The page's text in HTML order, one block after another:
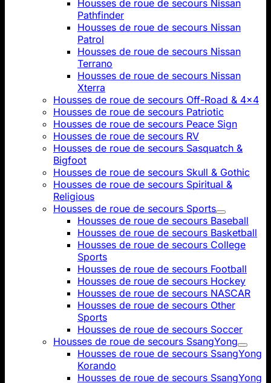
Housses de roue de secours Nissan
Pathfinder
Housses de roue de secours Nissan
Patrol
Housses de roue de secours Nissan
Terrano
Housses de roue de secours Nissan
Xterra
Housses de roue de secours Off-Road & 4x4
Housses de roue de secours Patriotic
Housses de roue de secours Peace Sign
Housses de roue de secours RV
Housses de roue de secours Sasquatch &
Bigfoot
Housses de roue de secours Skull & Gothic
Housses de roue de secours Spiritual &
Religious
Housses de roue de secours Sports
Housses de roue de secours Baseball
Housses de roue de secours Basketball
Housses de roue de secours College
Sports
Housses de roue de secours Football
Housses de roue de secours Hockey
Housses de roue de secours NASCAR
Housses de roue de secours Other
Sports
Housses de roue de secours Soccer
Housses de roue de secours SsangYong
Housses de roue de secours SsangYong
Korando
Housses de roue de secours SsangYong